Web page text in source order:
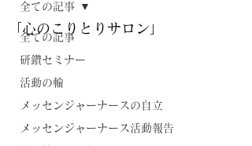
全ての記事
研鑽セミナー
活動の輪
メッセンジャーナースの自立
メッセンジャーナース活動報告
全ての記事
「心のこりとりサロン」